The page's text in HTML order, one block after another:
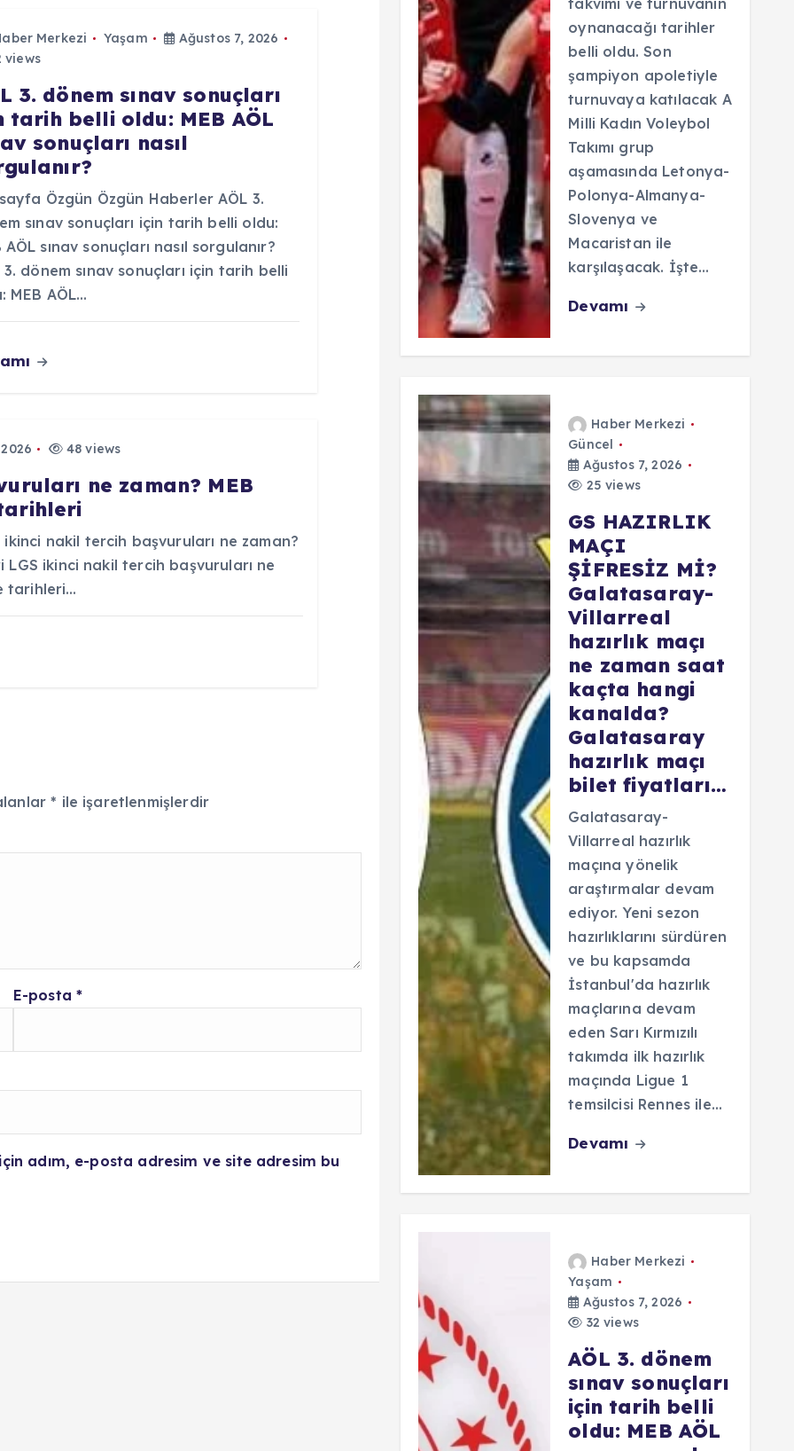
Merkezi Yaşam
Ağustos 7, 2026
views
3. dönem sınav sonuçları
tarih belli oldu: MEB AÖL
sonuçları nasıl
Özgün Özgün Haberler AÖL 3.
sınav sonuçları için tarih belli oldu:
AÖL sınav sonuçları nasıl sorgulanır?
3. dönem sınav sonuçları için tarih belli
MEB AÖL…
48 views
ne zaman? MEB
nakil tercih başvuruları ne zaman?
ikinci nakil tercih başvuruları ne
tarihleri…
* ile işaretlenmişlerdir
E-posta*
adım, e-posta adresim ve site adresim bu
takvimi ve turnuvanın
oynanacağı tarihler
belli oldu. Son
şampiyon apoletiyle
turnuvaya katılacak A
Milli Kadın Voleybol
Takımı grup
aşamasında Letonya-
Polonya-Almanya-
Slovenya ve
Macaristan ile
karşılaşacak. İşte…
Devamı
Haber Merkezi
Güncel
Ağustos 7, 2026
25 views
GS HAZIRLIK
MAÇI
ŞİFRESİZ Mİ?
Galatasaray-
Villarreal
hazırlık maçı
ne zaman saat
kaçta hangi
kanalda?
Galatasaray
hazırlık maçı
bilet fiyatları…
Galatasaray-
Villarreal hazırlık
maçına yönelik
araştırmalar devam
ediyor. Yeni sezon
hazırlıklarını sürdüren
ve bu kapsamda
İstanbul'da hazırlık
maçlarına devam
eden Sarı Kırmızılı
takımda ilk hazırlık
maçında Ligue 1
temsilcisi Rennes ile…
Devamı
Haber Merkezi
Yaşam
Ağustos 7, 2026
32 views
AÖL 3. dönem
sınav sonuçları
için tarih belli
oldu: MEB AÖL